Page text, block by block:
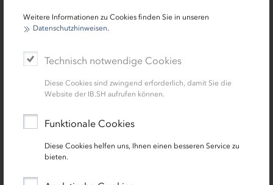
Weitere Informationen zu Cookies finden Sie in unseren
Datenschutzhinweisen.
Technisch notwendige Cookies
Diese Cookies sind zwingend erforderlich, damit Sie die
Website der IB.SH aufrufen können.
Funktionale Cookies
Diese Cookies helfen uns, Ihnen einen besseren Service zu
bieten.
Science comes to town
"Science comes to town" als assoziierter Partner.
weitere Informationen